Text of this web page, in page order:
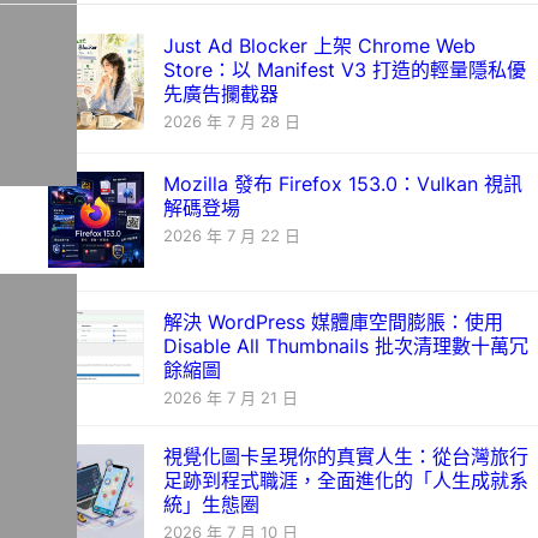
Just Ad Blocker 上架 Chrome Web
Store：以 Manifest V3 打造的輕量隱私優
先廣告攔截器
2026 年 7 月 28 日
Mozilla 發布 Firefox 153.0：Vulkan 視訊
解碼登場
2026 年 7 月 22 日
解決 WordPress 媒體庫空間膨脹：使用
Disable All Thumbnails 批次清理數十萬冗
餘縮圖
2026 年 7 月 21 日
視覺化圖卡呈現你的真實人生：從台灣旅行
足跡到程式職涯，全面進化的「人生成就系
統」生態圈
2026 年 7 月 10 日